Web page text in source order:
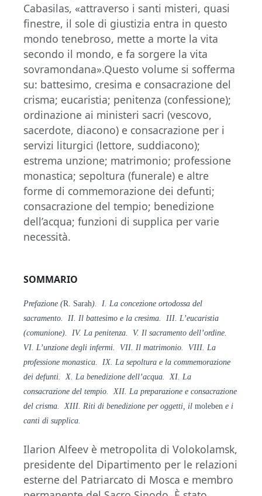
Cabasilas, «attraverso i santi misteri, quasi
finestre, il sole di giustizia entra in questo
mondo tenebroso, mette a morte la vita
secondo il mondo, e fa sorgere la vita
sovramondana».Questo volume si sofferma
su: battesimo, cresima e consacrazione del
crisma; eucaristia; penitenza (confessione);
ordinazione ai ministeri sacri (vescovo,
sacerdote, diacono) e consacrazione per i
servizi liturgici (lettore, suddiacono);
estrema unzione; matrimonio; professione
monastica; sepoltura (funerale) e altre
forme di commemorazione dei defunti;
consacrazione del tempio; benedizione
dell’acqua; funzioni di supplica per varie
necessità.
SOMMARIO
Prefazione (R. Sarah). I. La concezione ortodossa del
sacramento. II. Il battesimo e la cresima. III. L’eucaristia
(comunione). IV. La penitenza. V. Il sacramento dell’ordine.
VI. L’unzione degli infermi. VII. Il matrimonio. VIII. La
professione monastica. IX. La sepoltura e la commemorazione
dei defunti. X. La benedizione dell’acqua. XI. La
consacrazione del tempio. XII. La preparazione e consacrazione
del crisma. XIII. Riti di benedizione per oggetti, il moleben e i
canti di supplica.
Ilarion Alfeev è metropolita di Volokolamsk,
presidente del Dipartimento per le relazioni
esterne del Patriarcato di Mosca e membro